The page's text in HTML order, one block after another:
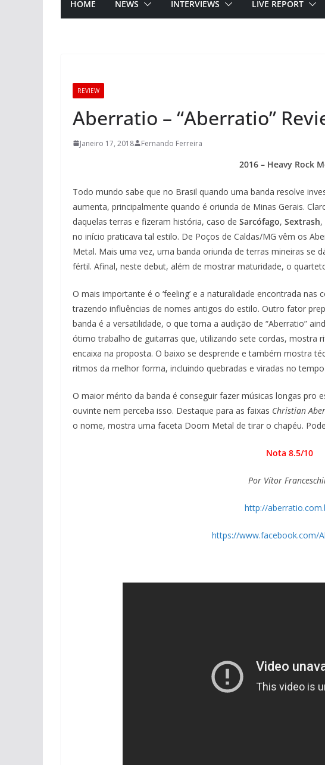
HOME NEWS INTERVIEWS LIVE REPORT
REVIEW
Aberratio – “Aberratio”
Janeiro 17, 2018 Fernando Ferreira
2016 – Heavy Rock
Todo mundo sabe que no Brasil quando uma banda resolve
aumenta, principalmente quando é oriunda de Minas Gerais.
daquelas terras e fizeram história, caso de Sarcófago, Sextrash,
no início praticava tal estilo. De Poços de Caldas/MG vêm os
Metal. Mais uma vez, uma banda oriunda de terras mineiras se
fértil. Afinal, neste debut, além de mostrar maturidade, o
O mais importante é o ‘feeling’ e a naturalidade encontrada
trazendo influências de nomes antigos do estilo. Outro fator
banda é a versatilidade, o que torna a audição de “Aberratio”
ótimo trabalho de guitarras que, utilizando sete cordas, mostra
encaixa na proposta. O baixo se desprende e também mostra
ritmos da melhor forma, incluindo quebradas e viradas no
O maior mérito da banda é conseguir fazer músicas longas pro
ouvinte nem perceba isso. Destaque para as faixas Christian
o nome, mostra uma faceta Doom Metal de tirar o chapéu.
Nota 8.5/10
Por Vítor
http://
https://www.facebook.com/